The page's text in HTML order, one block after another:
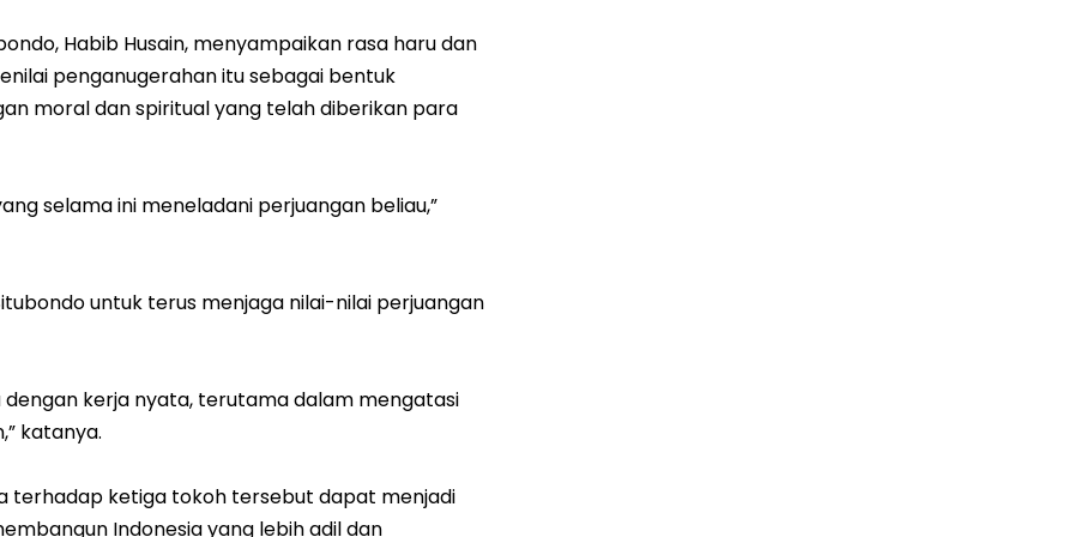
Habib Husain, menyampaikan rasa haru dan
penganugerahan itu sebagai bentuk
moral dan spiritual yang telah diberikan para
selama ini meneladani perjuangan beliau,”
untuk terus menjaga nilai-nilai perjuangan
dengan kerja nyata, terutama dalam mengatasi
katanya.
terhadap ketiga tokoh tersebut dapat menjadi
Indonesia yang lebih adil dan